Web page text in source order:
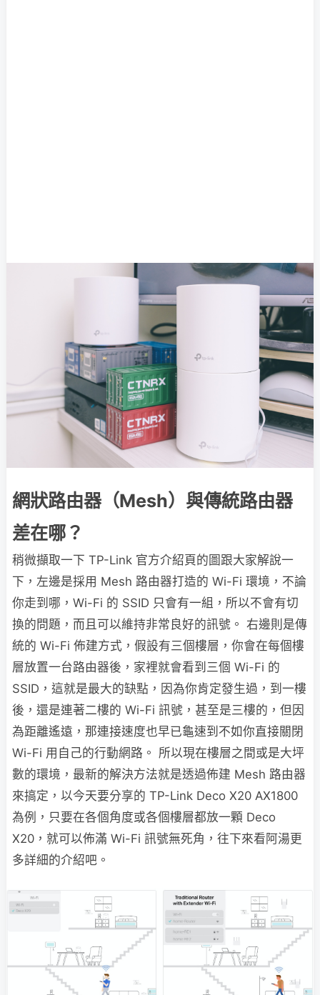
網狀路由器（Mesh）與傳統路由器
差在哪？
稍微擷取一下 TP-Link 官方介紹頁的圖跟大家解說一
下，左邊是採用 Mesh 路由器打造的 Wi-Fi 環境，不論
你走到哪，Wi-Fi 的 SSID 只會有一組，所以不會有切
換的問題，而且可以維持非常良好的訊號。 右邊則是傳
統的 Wi-Fi 佈建方式，假設有三個樓層，你會在每個樓
層放置一台路由器後，家裡就會看到三個 Wi-Fi 的
SSID，這就是最大的缺點，因為你肯定發生過，到一樓
後，還是連著二樓的 Wi-Fi 訊號，甚至是三樓的，但因
為距離遙遠，那連接速度也早已龜速到不如你直接關閉
Wi-Fi 用自己的行動網路。 所以現在樓層之間或是大坪
數的環境，最新的解決方法就是透過佈建 Mesh 路由器
來搞定，以今天要分享的 TP-Link Deco X20 AX1800
為例，只要在各個角度或各個樓層都放一顆 Deco
X20，就可以佈滿 Wi-Fi 訊號無死角，往下來看阿湯更
多詳細的介紹吧。